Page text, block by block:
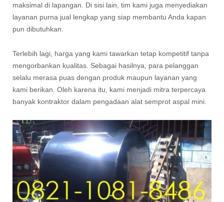
maksimal di lapangan. Di sisi lain, tim kami juga menyediakan
layanan purna jual lengkap yang siap membantu Anda kapan
pun dibutuhkan.
Terlebih lagi, harga yang kami tawarkan tetap kompetitif tanpa
mengorbankan kualitas. Sebagai hasilnya, para pelanggan
selalu merasa puas dengan produk maupun layanan yang
kami berikan. Oleh karena itu, kami menjadi mitra terpercaya
banyak kontraktor dalam pengadaan alat semprot aspal mini.